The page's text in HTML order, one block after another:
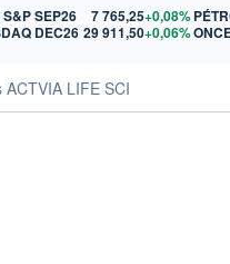
S&P SEP26 7 765,25+0,08%
DEC26 29 911,50+0,06%
ACTVIA LIFE SCI